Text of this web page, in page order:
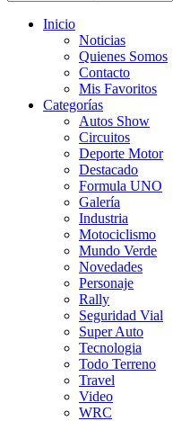
Inicio
Noticias
Quienes Somos
Contacto
Mis Favoritos
Categorías
Autos Show
Circuitos
Deporte Motor
Destacado
Formula UNO
Galería
Industria
Motociclismo
Mundo Verde
Novedades
Personaje
Rally
Seguridad Vial
Super Auto
Tecnologia
Todo Terreno
Travel
Video
WRC